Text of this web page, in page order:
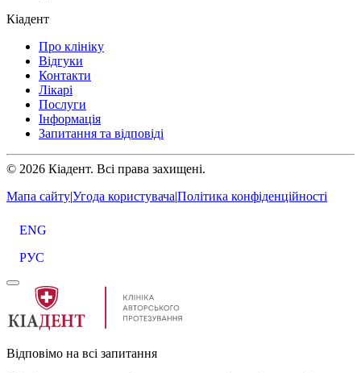
Кіадент
Про клініку
Відгуки
Контакти
Лікарі
Послуги
Інформація
Запитання та відповіді
© 2026 Кіадент. Всі права захищені.
Мапа сайту|Угода користувача|Політика конфіденційності
ENG
РУС
Відповімо на всі запитання